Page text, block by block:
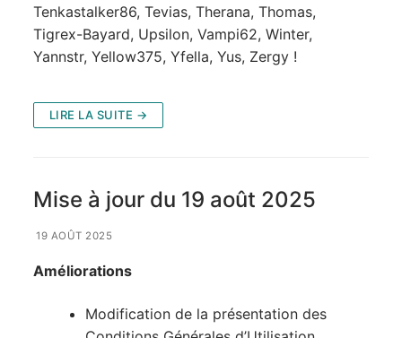
Tenkastalker86, Tevias, Therana, Thomas,
Tigrex-Bayard, Upsilon, Vampi62, Winter,
Yannstr, Yellow375, Yfella, Yus, Zergy !
LIRE LA SUITE →
Mise à jour du 19 août 2025
19 AOÛT 2025
Améliorations
Modification de la présentation des